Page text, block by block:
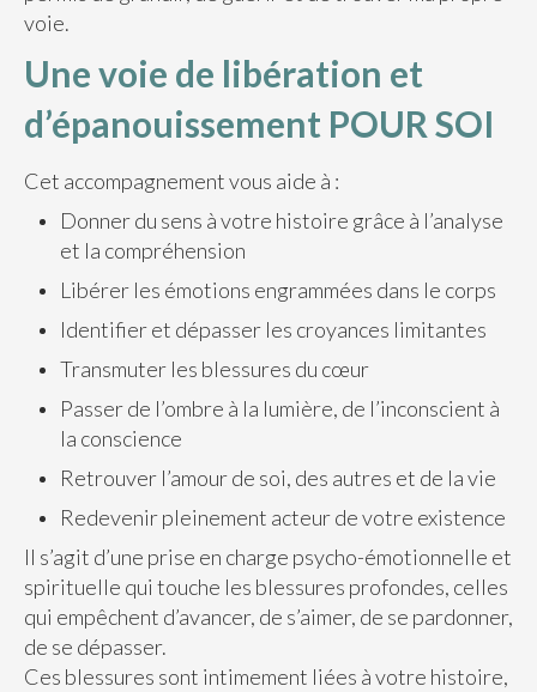
voie.
Une voie de libération et
d’épanouissement POUR SOI
Cet accompagnement vous aide à :
Donner du sens à votre histoire grâce à l’analyse
et la compréhension
Libérer les émotions engrammées dans le corps
Identifier et dépasser les croyances limitantes
Transmuter les blessures du cœur
Passer de l’ombre à la lumière, de l’inconscient à
la conscience
Retrouver l’amour de soi, des autres et de la vie
Redevenir pleinement acteur de votre existence
Il s’agit d’une prise en charge psycho-émotionnelle et
spirituelle qui touche les blessures profondes, celles
qui empêchent d’avancer, de s’aimer, de se pardonner,
de se dépasser.
Ces blessures sont intimement liées à votre histoire,